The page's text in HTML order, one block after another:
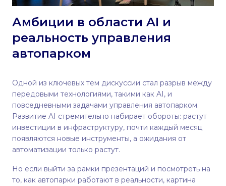
Амбиции в области AI и
реальность управления
автопарком
Одной из ключевых тем дискуссии стал разрыв между
передовыми технологиями, такими как AI, и
повседневными задачами управления автопарком.
Развитие AI стремительно набирает обороты: растут
инвестиции в инфраструктуру, почти каждый месяц
появляются новые инструменты, а ожидания от
автоматизации только растут.
Но если выйти за рамки презентаций и посмотреть на
то, как автопарки работают в реальности, картина